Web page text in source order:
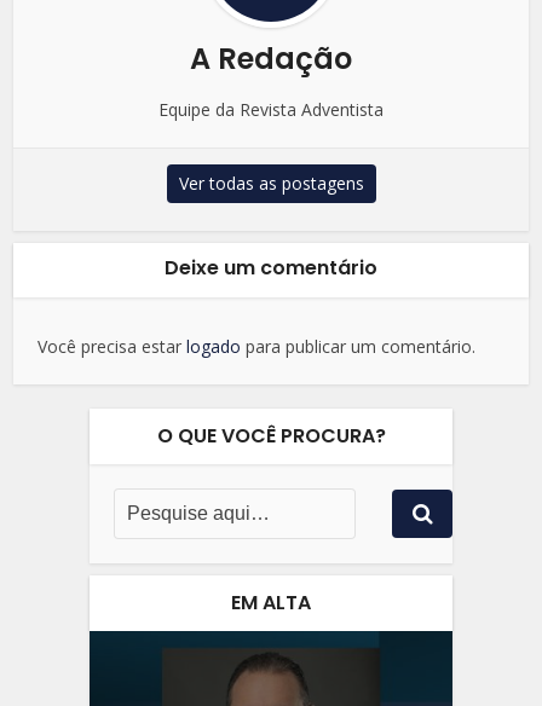
A Redação
Equipe da Revista Adventista
Ver todas as postagens
Deixe um comentário
Você precisa estarlogado para publicar um comentário.
O QUE VOCÊ PROCURA?
EM ALTA